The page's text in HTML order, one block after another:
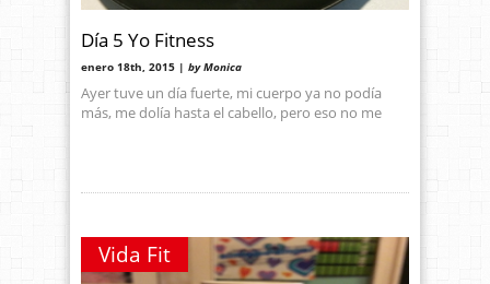
Día 5 Yo Fitness
enero 18th, 2015 | by Monica
Ayer tuve un día fuerte, mi cuerpo ya no podía
más, me dolía hasta el cabello, pero eso no me
Vida Fit